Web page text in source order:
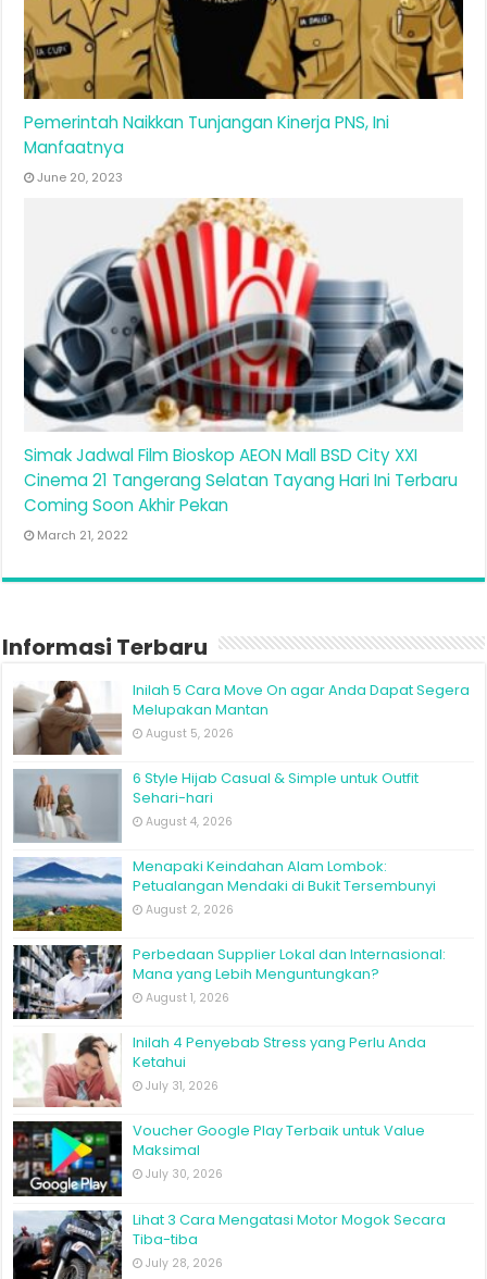
Pemerintah Naikkan Tunjangan Kinerja PNS, Ini
Manfaatnya
June 20, 2023
Simak Jadwal Film Bioskop AEON Mall BSD City XXI
Cinema 21 Tangerang Selatan Tayang Hari Ini Terbaru
Coming Soon Akhir Pekan
March 21, 2022
Informasi Terbaru
Inilah 5 Cara Move On agar Anda Dapat Segera
Melupakan Mantan
August 5, 2026
6 Style Hijab Casual & Simple untuk Outfit
Sehari-hari
August 4, 2026
Menapaki Keindahan Alam Lombok:
Petualangan Mendaki di Bukit Tersembunyi
August 2, 2026
Perbedaan Supplier Lokal dan Internasional:
Mana yang Lebih Menguntungkan?
August 1, 2026
Inilah 4 Penyebab Stress yang Perlu Anda
Ketahui
July 31, 2026
Voucher Google Play Terbaik untuk Value
Maksimal
July 30, 2026
Lihat 3 Cara Mengatasi Motor Mogok Secara
Tiba-tiba
July 28, 2026